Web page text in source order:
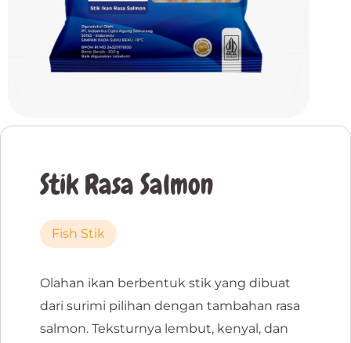
Stik Rasa Salmon
Fish Stik
Olahan ikan berbentuk stik yang dibuat
dari surimi pilihan dengan tambahan rasa
salmon. Teksturnya lembut, kenyal, dan